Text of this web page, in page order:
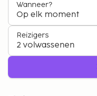
Wanneer?
Op elk moment
Reizigers
2 volwassenen